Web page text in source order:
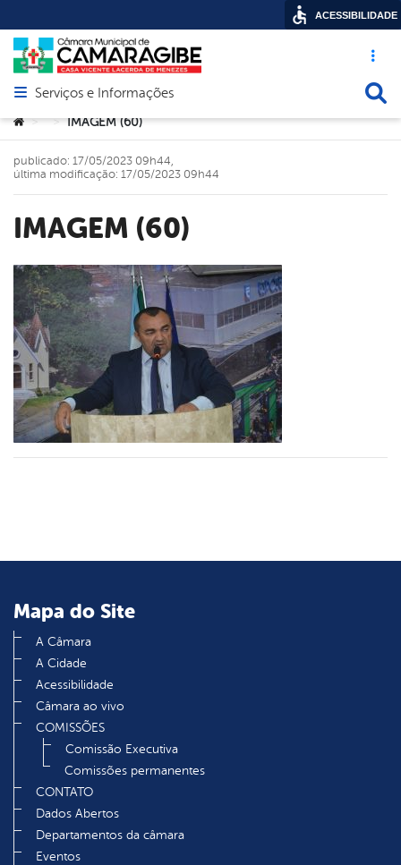
Acesso
Abrir menu principal de navegação
Serviços e Informações
Você está aqui:
> > IMAGEM (60)
IMAGEM (60)
publicado: 17/05/2023 09h44,
última modificação: 17/05/2023 09h44
Mapa do Site
A Câmara
A Cidade
Acessibilidade
Câmara ao vivo
COMISSÕES
Comissão Executiva
Comissões permanentes
CONTATO
Dados Abertos
Departamentos da câmara
Eventos
ACESSIBILIDADE